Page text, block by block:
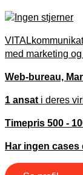
med marketing
Web-bureau,
1 ansat i deres
Timepris 500 -
Har ingen cases